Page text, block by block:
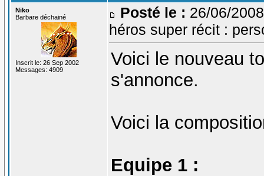
Niko
Barbare déchainé
Inscrit le: 26 Sep 2002
Messages: 4909
Posté le : 26/06/
héros super récit :
Voici le nouveau
s'annonce.
Voici la
Equipe 1 :